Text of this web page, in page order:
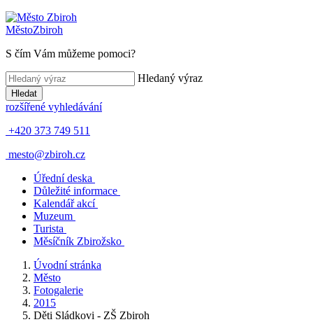
MěstoZbiroh
S čím Vám můžeme pomoci?
Hledaný výraz
Hledat
rozšířené vyhledávání
+420 373 749 511
mesto@zbiroh.cz
Úřední deska
Důležité informace
Kalendář akcí
Muzeum
Turista
Měsíčník Zbirožsko
Úvodní stránka
Město
Fotogalerie
2015
Děti Sládkovi - ZŠ Zbiroh